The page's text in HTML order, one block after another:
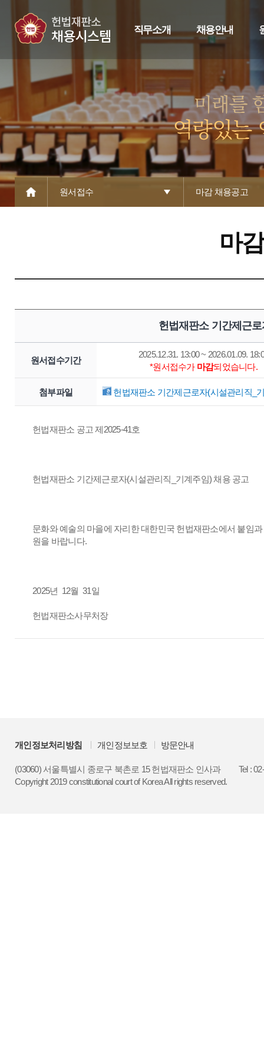
직무소개 채용안내
원서접수 마감 채용공고
마
헌법재판소 기간제근
원서접수기간
2025.12.31. 13:00 ~ 2026.01.09.
*원서접수가 마감되었습니다.
첨부파일 헌법재판소 기간제근로자(시설관리직_
헌법재판소 공고 제2025-41호
헌법재판소 기간제근로자(시설관리직_기계주임) 채용 공고
문화와 예술의 마을에 자리한 대한민국 헌법재판소에서 붙임
원을 바랍니다.
2025년 12월 31일
헌법재판소사무처장
개인정보처리방침 개인정보보호 방문안내
(03060) 서울특별시 종로구 북촌로 15 헌법재판소 인사과
Tel :
Copyright 2019 constitutional court of Korea All rights reserved.